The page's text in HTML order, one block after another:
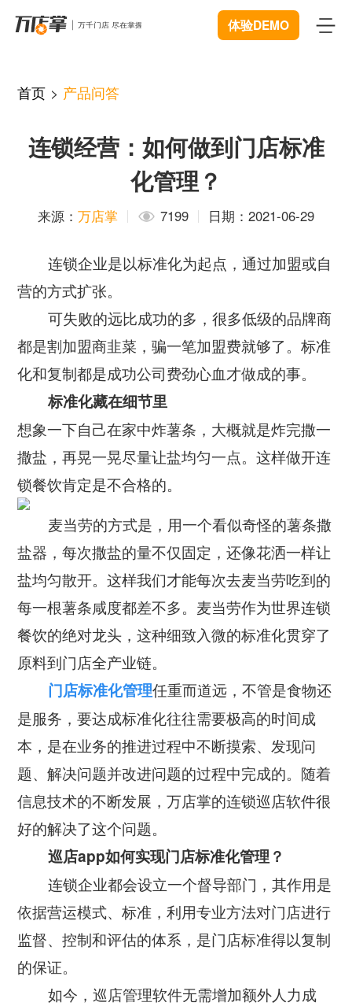
体验DEMO
智能巡店
商业BI
远程协同
视频追溯
微信商城
广告信发
AI识别检测
掌上学院
开店流程
电子合同
体验中心 New
数据赋能
智慧门店
服装行业
快消行业
连锁药店
购物中心
美容养生
生鲜行业
母婴行业
智慧工厂
资源中心 New
下载
公司新闻
行业干货
产品问答
开发者中心
开放平台
联系我们
公司简介
企业文化
联系方式
合作与生态
服务政策
申请使用
首页 > 产品问答
连锁经营：如何做到门店标准
化管理？
来源： 万店掌 7199 日期：2021-06-29
连锁企业是以标准化为起点，通过加盟或自
营的方式扩张。
可失败的远比成功的多，很多低级的品牌商
都是割加盟商韭菜，骗一笔加盟费就够了。标准
化和复制都是成功公司费劲心血才做成的事。
标准化藏在细节里
想象一下自己在家中炸薯条，大概就是炸完撒一
撒盐，再晃一晃尽量让盐均匀一点。这样做开连
锁餐饮肯定是不合格的。
麦当劳的方式是，用一个看似奇怪的薯条撒
盐器，每次撒盐的量不仅固定，还像花洒一样让
盐均匀散开。这样我们才能每次去麦当劳吃到的
每一根薯条咸度都差不多。麦当劳作为世界连锁
餐饮的绝对龙头，这种细致入微的标准化贯穿了
原料到门店全产业链。
门店标准化管理任重而道远，不管是食物还
是服务，要达成标准化往往需要极高的时间成
本，是在业务的推进过程中不断摸索、发现问
题、解决问题并改进问题的过程中完成的。随着
信息技术的不断发展，万店掌的连锁巡店软件很
好的解决了这个问题。
巡店app如何实现门店标准化管理？
连锁企业都会设立一个督导部门，其作用是
依据营运模式、标准，利用专业方法对门店进行
监督、控制和评估的体系，是门店标准得以复制
的保证。
如今，巡店管理软件无需增加额外人力成